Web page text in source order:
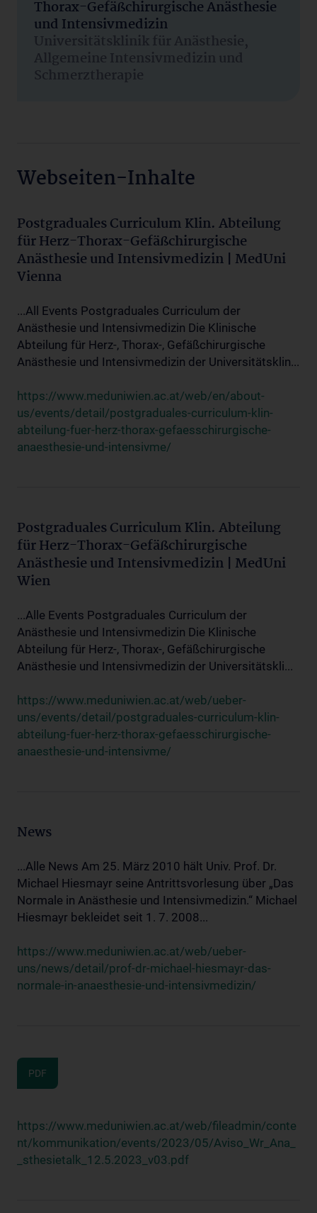
Thorax-Gefäßchirurgische Anästhesie
und Intensivmedizin
Universitätsklinik für Anästhesie,
Allgemeine Intensivmedizin und
Schmerztherapie
Webseiten-Inhalte
Postgraduales Curriculum Klin. Abteilung
für Herz-Thorax-Gefäßchirurgische
Anästhesie und Intensivmedizin | MedUni
Vienna
...All Events Postgraduales Curriculum der
Anästhesie und Intensivmedizin Die Klinische
Abteilung für Herz-, Thorax-, Gefäßchirurgische
Anästhesie und Intensivmedizin der Universitätsklin...
https://www.meduniwien.ac.at/web/en/about-
us/events/detail/postgraduales-curriculum-klin-
abteilung-fuer-herz-thorax-gefaesschirurgische-
anaesthesie-und-intensivme/
Postgraduales Curriculum Klin. Abteilung
für Herz-Thorax-Gefäßchirurgische
Anästhesie und Intensivmedizin | MedUni
Wien
...Alle Events Postgraduales Curriculum der
Anästhesie und Intensivmedizin Die Klinische
Abteilung für Herz-, Thorax-, Gefäßchirurgische
Anästhesie und Intensivmedizin der Universitätskli...
https://www.meduniwien.ac.at/web/ueber-
uns/events/detail/postgraduales-curriculum-klin-
abteilung-fuer-herz-thorax-gefaesschirurgische-
anaesthesie-und-intensivme/
News
...Alle News Am 25. März 2010 hält Univ. Prof. Dr.
Michael Hiesmayr seine Antrittsvorlesung über „Das
Normale in Anästhesie und Intensivmedizin.“ Michael
Hiesmayr bekleidet seit 1. 7. 2008...
https://www.meduniwien.ac.at/web/ueber-
uns/news/detail/prof-dr-michael-hiesmayr-das-
normale-in-anaesthesie-und-intensivmedizin/
PDF
https://www.meduniwien.ac.at/web/fileadmin/conte
nt/kommunikation/events/2023/05/Aviso_Wr_Ana_
_sthesietalk_12.5.2023_v03.pdf